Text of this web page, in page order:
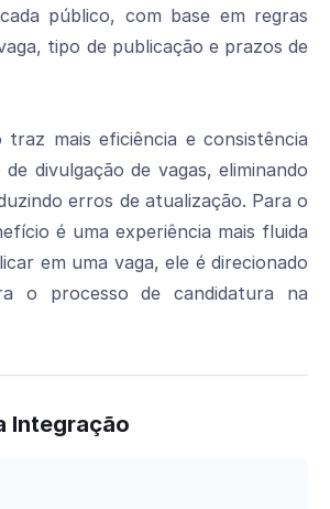
público, com base em regras
tipo de publicação e prazos de
traz mais eficiência e consistência
divulgação de vagas, eliminando
erros de atualização. Para o
é uma experiência mais fluida
em uma vaga, ele é direcionado
o processo de candidatura na
Integração